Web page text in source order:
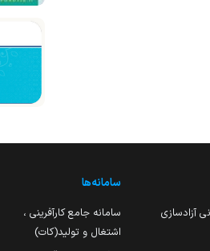
آزادسازی
سامانه‌ها
سامانه جامع کارآفرینی ،
اشتغال و تولید(کات)